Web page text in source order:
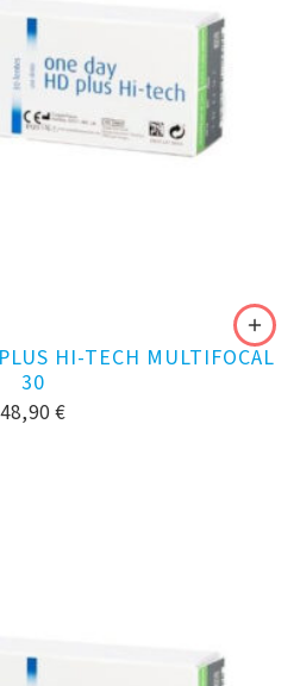
HI-TECH MULTIFOCAL
30
48,90 €